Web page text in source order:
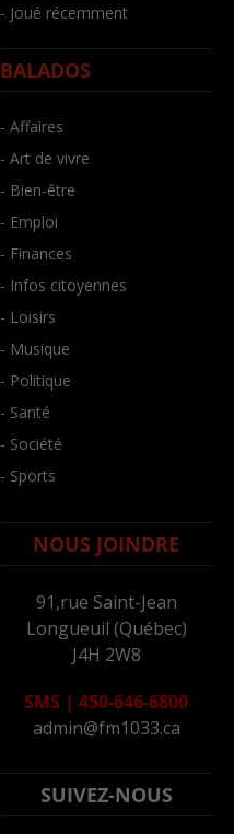
- Joué récemment
BALADOS
- Affaires
- Art de vivre
- Bien-être
- Emploi
- Finances
- Infos citoyennes
- Loisirs
- Musique
- Politique
- Santé
- Société
- Sports
NOUS JOINDRE
91,rue Saint-Jean
Longueuil (Québec)
J4H 2W8
SMS | 450-646-6800
admin@fm1033.ca
SUIVEZ-NOUS